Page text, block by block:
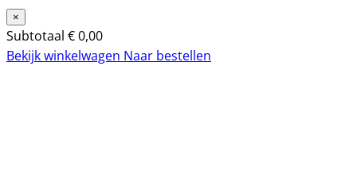
×
Subtotaal €0,00
Bekijk winkelwagen Naar bestellen